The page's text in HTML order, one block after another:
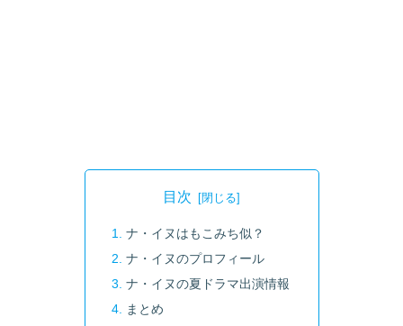
目次
ナ・イヌはもこみち似？
ナ・イヌのプロフィール
ナ・イヌの夏ドラマ出演情報
まとめ